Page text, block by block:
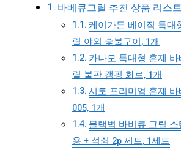
바베큐그릴 추천 상품 리스
케이가든 베이직 특대
릴 야외 숯불구이, 1개
카나모 특대형 훈제
릴 불판 캠핑 화로, 1개
시토 프리미엄 훈제 바
005, 1개
블랙벅 바비큐 그릴
용 + 석쇠 2p 세트, 1세트